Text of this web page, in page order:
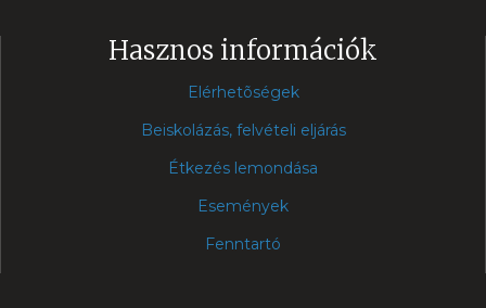
Hasznos információk
Elérhetõségek
Beiskolázás, felvételi eljárás
Étkezés lemondása
Események
Fenntartó